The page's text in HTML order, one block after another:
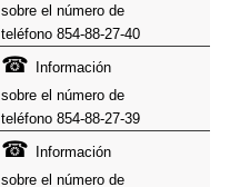
sobre el número de
teléfono 854-88-27-40
☎
Información
sobre el número de
teléfono 854-88-27-39
☎
Información
sobre el número de